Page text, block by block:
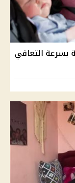
بسرعة التعافي